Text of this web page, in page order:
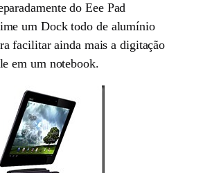
do Eee Pad
um Dock todo de alumínio
facilitar ainda mais a digitação
em um notebook.